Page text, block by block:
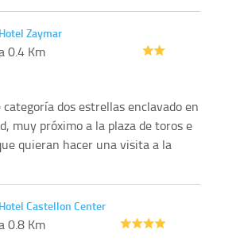
Hotel Zaymar
0.4 Km
dos estrellas enclavado en
muy próximo a la plaza de toros e
quieran hacer una visita a la
Hotel Castellon Center
0.8 Km